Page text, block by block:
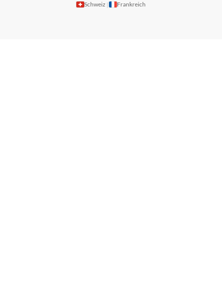
Schweiz | Frankreich